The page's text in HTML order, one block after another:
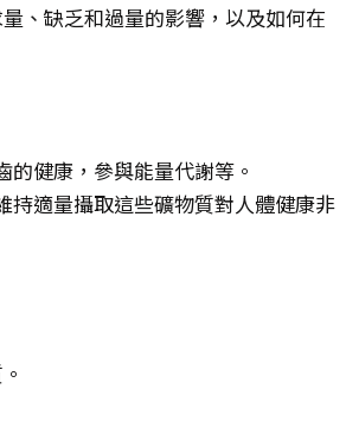
、缺乏和過量的影響，以及如何在
健康，參與能量代謝等。
持適量攝取這些礦物質對人體健康非